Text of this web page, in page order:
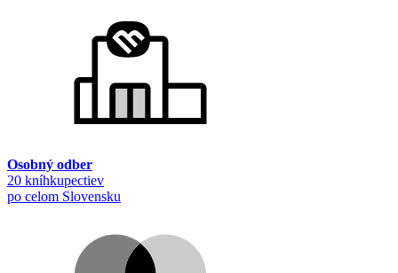
Osobný odber
20 kníhkupectiev
po celom Slovensku